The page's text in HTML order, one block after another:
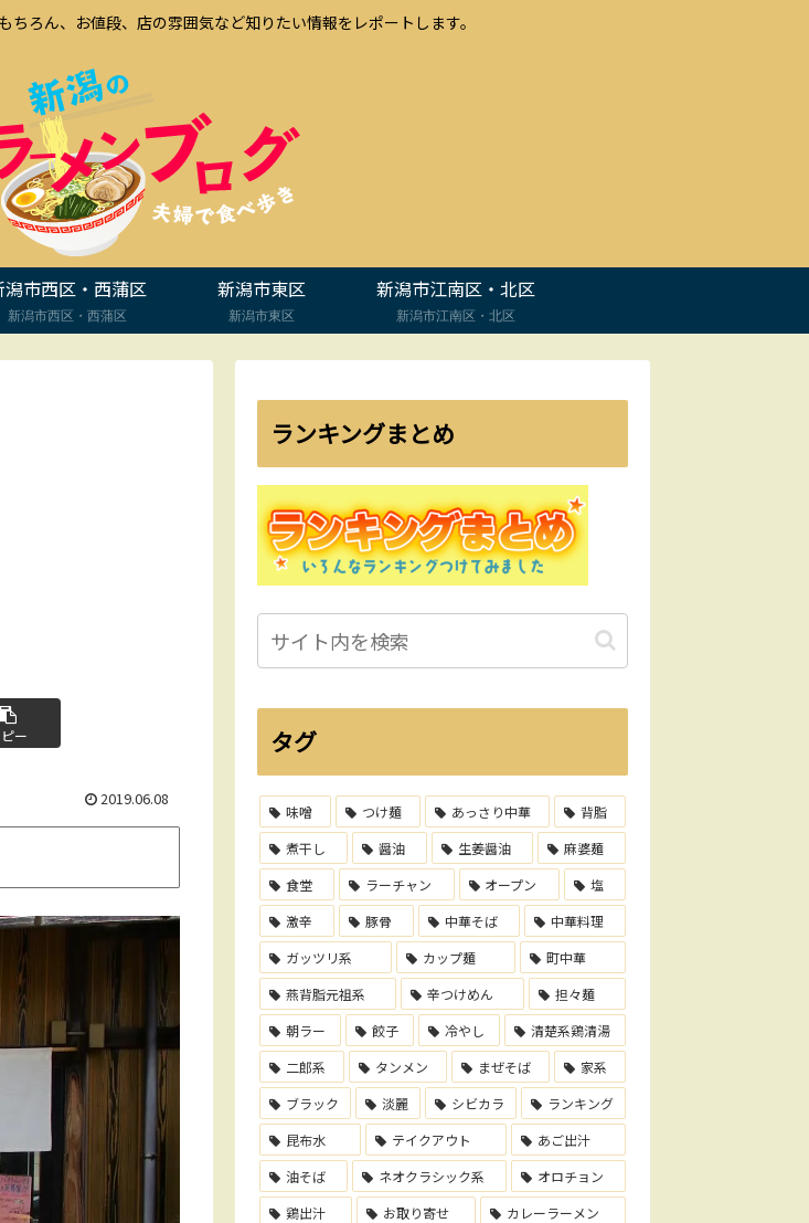
ろん、お値段、店の雰囲気など知りたい情報をレポートします。
潟市西区・西蒲区
新潟市西区・西蒲区
新潟市東区
新潟市東区
新潟市江南区・北区
新潟市江南区・北区
ー
2019.06.08
ランキングまとめ
タグ
味噌 つけ麺 あっさり中華
背脂
煮干し
醤油 生姜醤油
麻婆麺
食堂
ラーチャン オープン
塩
激辛
豚骨 中華そば
中華料理
ガッツリ系
カップ麺
町中華
燕背脂元祖系
辛つけめん
担々麺
朝ラー
餃子 冷やし
清楚系鶏清湯
二郎系
タンメン まぜそば
家系
ブラック
淡麗 シビカラ
ランキング
昆布水
テイクアウト
あご出汁
油そば
ネオクラシック系
オロチョン
鶏出汁
お取り寄せ
カレーラーメン